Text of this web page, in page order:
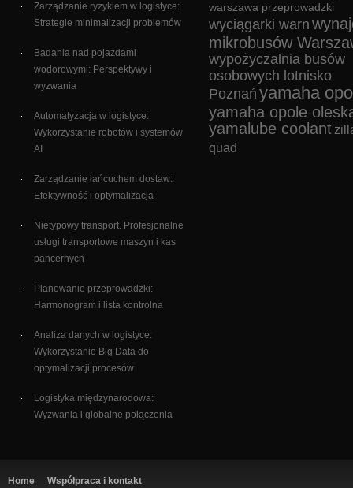
Zarządzanie ryzykiem w logistyce:
Strategie minimalizacji problemów
Badania nad pojazdami
wodorowymi: Perspektywy i
wyzwania
Automatyzacja w logistyce:
Wykorzystanie robotów i systemów
AI
Zarządzanie łańcuchem dostaw:
Efektywność i optymalizacja
Nietypowy transport. Profesjonalne
usługi transportowe maszyn i kas
pancernych
Planowanie przeprowadzki:
Harmonogram i lista kontrolna
Analiza danych w logistyce:
Wykorzystanie Big Data do
optymalizacji procesów
Logistyka międzynarodowa:
Wyzwania i globalne połączenia
warszawa przeprowadzki
wyciągarki warn
mikrobusów
wypożyczalnia busów
osobowych lotnisko
Poznań yamaha
yamaha opole
yamalube coolant
quad
Home Współpraca i kontakt